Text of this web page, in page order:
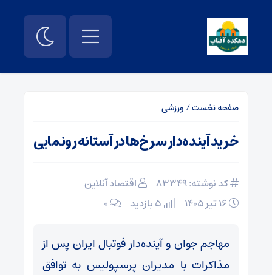
صفحه نخست/ ورزشی
خرید آینده‌دار سرخ‌ها در آستانه رونمایی
کد نوشته: 83349
اقتصاد آنلاین
۰
مهاجم جوان و آینده‌دار فوتبال ایران پس از
مذاکرات با مدیران پرسپولیس به توافق